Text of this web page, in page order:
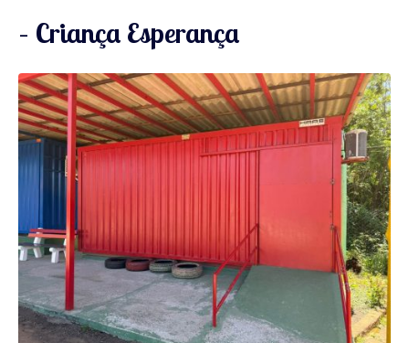
– Criança Esperança